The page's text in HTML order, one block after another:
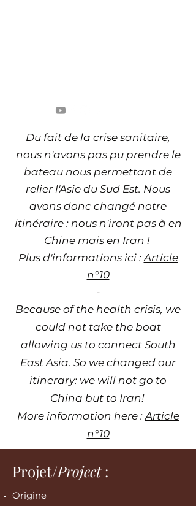
Du fait de la crise sanitaire,
nous n'avons pas pu prendre le
bateau nous permettant de
relier l'Asie du Sud Est. Nous
avons donc changé notre
itinéraire : nous n'iront pas à en
Chine mais en Iran !
Plus d'informations ici :Article
n°10
-
Because of the health crisis, we
could not take the boat
allowing us to connect South
East Asia. So we changed our
itinerary: we will not go to
China but to Iran!
More information here :Article
n°10
Projet/Project:
Origine